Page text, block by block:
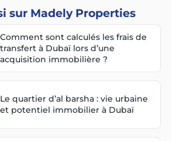
sur Madely Properties
Comment sont calculés les frais de
transfert à Dubaï lors d’une
acquisition immobilière ?
Le quartier d’al barsha : vie urbaine
et potentiel immobilier à Dubaï